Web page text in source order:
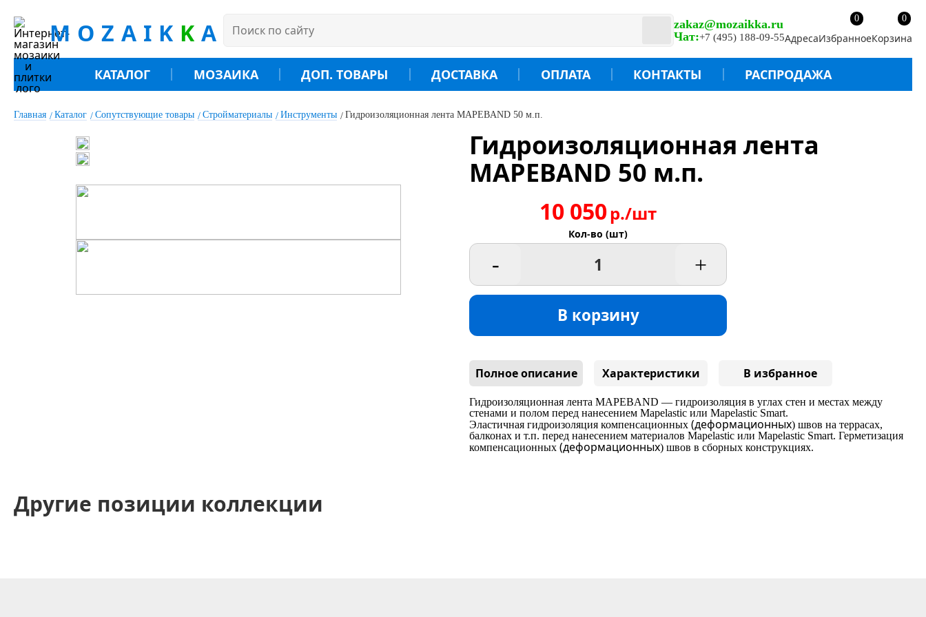
MOZAIK K A
zakaz@mozaikka.ru
Чат:+7 (495) 188-09-55Адреса
0
ИзбранноеКорзина
0
КАТАЛОГ МОЗАИКА ДОП. ТОВАРЫ ДОСТАВКА ОПЛАТА КОНТАКТЫ РАСПРОДАЖА
Главная Каталог Сопутствующие товары Стройматериалы Инструменты Гидроизоляционная лента MAPEBAND 50 м.п.
Гидроизоляционная лента
MAPEBAND 50 м.п.
10 050р./шт
Кол-во (шт)
- +
В корзину
Полное описание Характеристики В избранное
Гидроизоляционная лента MAPEBAND — гидроизоляция в углах стен и местах между
стенами и полом перед нанесением Mapelastic или Mapelastic Smart.
Эластичная гидроизоляция компенсационных (деформационных) швов на террасах,
балконах и т.п. перед нанесением материалов Mapelastic или Mapelastic Smart. Герметизация
компенсационных (деформационных) швов в сборных конструкциях.
Другие позиции коллекции